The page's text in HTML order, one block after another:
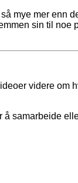
mye mer enn
sin til noe
videre om
å samarbeide